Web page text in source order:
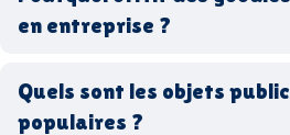
en entreprise ?
Quels sont les objets
populaires ?